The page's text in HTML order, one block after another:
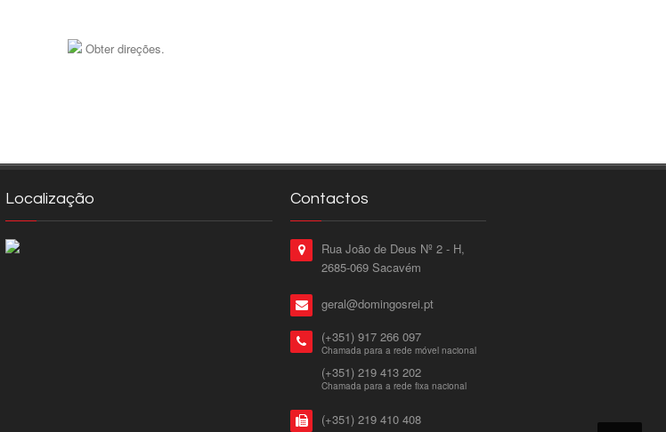
Obter direções.
Localização Contactos
Rua João de Deus Nº 2 - H,
2685-069 Sacavém
geral@domingosrei.pt
(+351) 917 266 097
Chamada para a rede móvel nacional
(+351) 219 413 202
Chamada para a rede fixa nacional
(+351) 219 410 408